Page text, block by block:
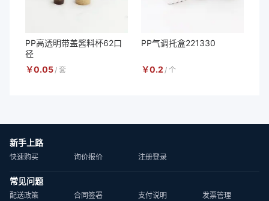
PP高透明带盖酱料杯62口
径
￥0.05 / 套
PP气调托盒221330
￥0.2 / 个
新手上路
快速购买 询价报价 注册登录
常见问题
配送政策 合同签署 支付说明 发票管理